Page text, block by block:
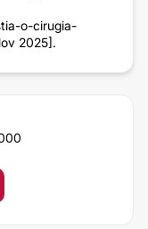
o-cirugia-
2025].